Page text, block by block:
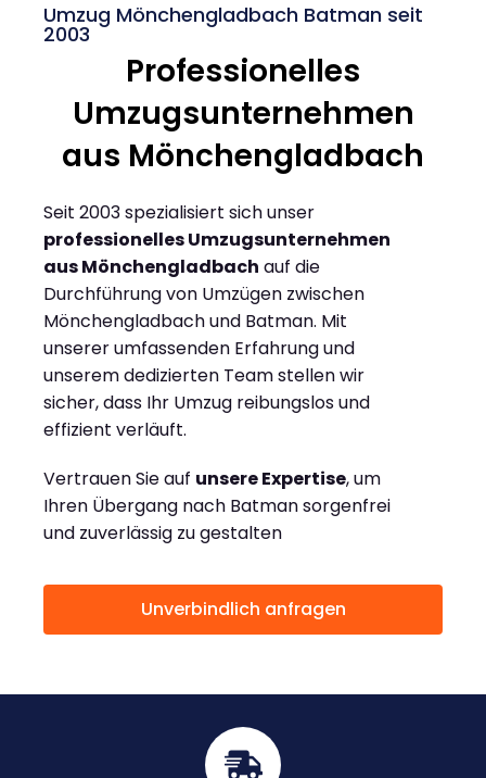
Umzug Mönchengladbach Batman seit
2003
Professionelles
Umzugsunternehmen
aus Mönchengladbach
Seit 2003 spezialisiert sich unser
professionelles Umzugsunternehmen
aus Mönchengladbach auf die
Durchführung von Umzügen zwischen
Mönchengladbach und Batman. Mit
unserer umfassenden Erfahrung und
unserem dedizierten Team stellen wir
sicher, dass Ihr Umzug reibungslos und
effizient verläuft.
Vertrauen Sie auf unsere Expertise, um
Ihren Übergang nach Batman sorgenfrei
und zuverlässig zu gestalten
Unverbindlich anfragen